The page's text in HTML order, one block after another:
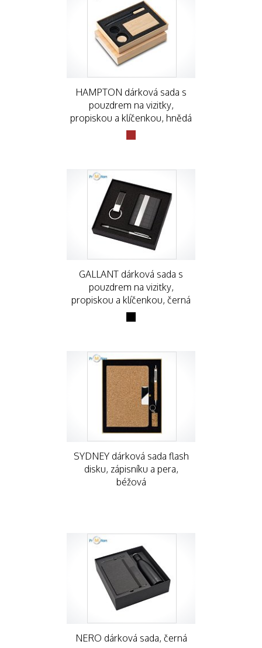
HAMPTON dárková sada s
pouzdrem na vizitky,
propiskou a klíčenkou, hnědá
GALLANT dárková sada s
pouzdrem na vizitky,
propiskou a klíčenkou, černá
SYDNEY dárková sada flash
disku, zápisníku a pera,
béžová
NERO dárková sada, černá